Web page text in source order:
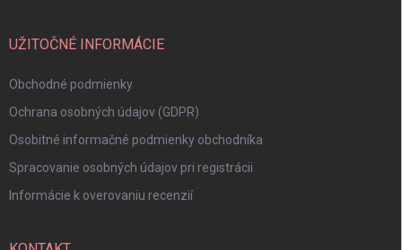
UŽITOČNÉ INFORMÁCIE
Obchodné podmienky
Ochrana osobných údajov (GDPR)
Osobitné informačné podmienky obchodníka
Spracovanie osobných údajov pri registrácii
Informácie k overovaniu recenzií